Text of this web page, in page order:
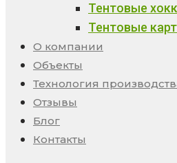
Тентовые
Тентовые
О компании
Объекты
Технология
Отзывы
Блог
Контакты